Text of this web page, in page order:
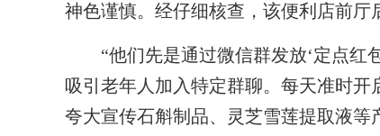
神色谨慎。经仔细核查，该便利店前厅
“他们先是通过微信群发放‘定点红包
吸引老年人加入特定群聊。每天准时开
夸大宣传石斛制品、灵芝雪莲提取液